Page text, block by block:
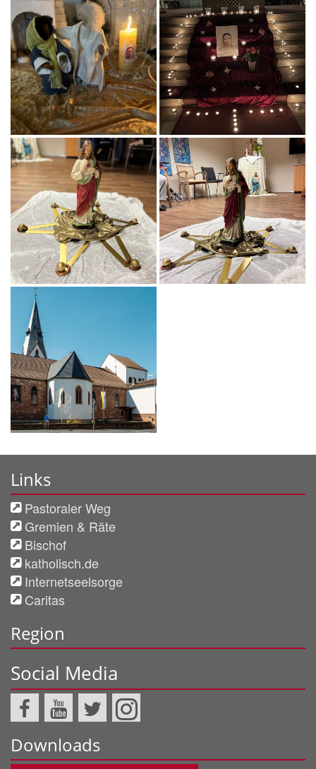
Links
Pastoraler Weg
Gremien & Räte
Bischof
katholisch.de
Internetseelsorge
Caritas
Region
Social Media
Downloads